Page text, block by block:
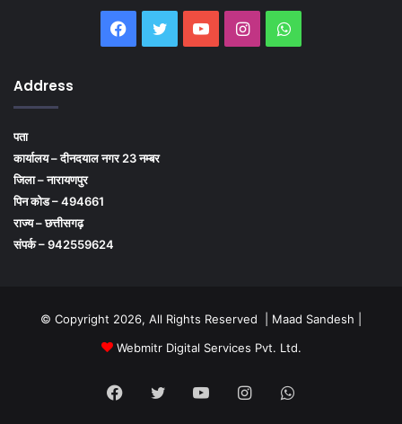
Facebook
TwitterYouTubeInstagramWhatsApp
Address
पता
कार्यालय – दीनदयाल नगर 23 नम्बर
जिला – नारायणपुर
पिन कोड – 494661
राज्य – छत्तीसगढ़
संपर्क – 942559624
© Copyright 2026, All Rights Reserved | Maad Sandesh |
Webmitr Digital Services Pvt. Ltd.
Facebook
TwitterYouTubeInstagramWhatsApp